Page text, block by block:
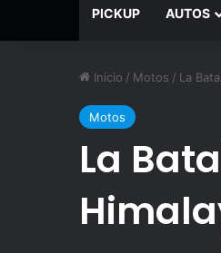
PICKUP AUTOS
Inicio / Motos / La
Motos
La